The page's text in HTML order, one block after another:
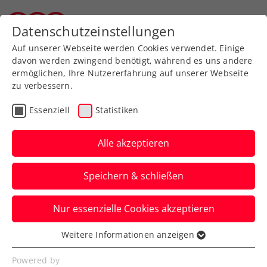
Zurück zur Newsübersicht
Turniere
US Open: Frühe
Niederlage für Rodionov
in der Qualifikation
Die weiteren vier ÖTV-Asse in New York
bestreiten am Mittwoch ihre
Auftaktmatches.
Verfasst von: Manuel Wachta, 22.08.2023
Datenschutzeinstellungen
Auf unserer Webseite werden Cookies verwendet. Einige
davon werden zwingend benötigt, während es uns andere
ermöglichen, Ihre Nutzererfahrung auf unserer Webseite
zu verbessern.
Essenziell Statistiken
Alle akzeptieren
Speichern & schließen
Nur essenzielle Cookies akzeptieren
Essenziell
Essenzielle Cookies werden für grundlegende
Weitere Informationen anzeigen
Powered by